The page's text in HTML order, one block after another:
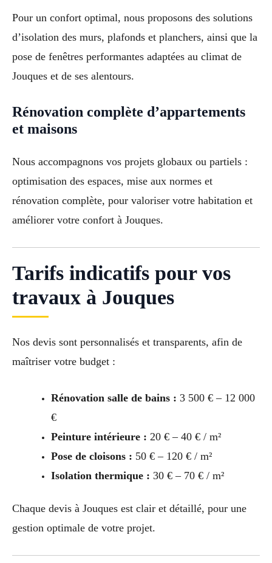
Pour un confort optimal, nous proposons des solutions
d’isolation des murs, plafonds et planchers, ainsi que la
pose de fenêtres performantes adaptées au climat de
Jouques et de ses alentours.
Rénovation complète d’appartements
et maisons
Nous accompagnons vos projets globaux ou partiels :
optimisation des espaces, mise aux normes et
rénovation complète, pour valoriser votre habitation et
améliorer votre confort à Jouques.
Tarifs indicatifs pour vos
travaux à Jouques
Nos devis sont personnalisés et transparents, afin de
maîtriser votre budget :
Rénovation salle de bains : 3 500 € – 12 000
€
Peinture intérieure : 20 € – 40 € / m²
Pose de cloisons : 50 € – 120 € / m²
Isolation thermique : 30 € – 70 € / m²
Chaque devis à Jouques est clair et détaillé, pour une
gestion optimale de votre projet.